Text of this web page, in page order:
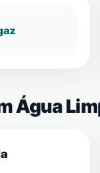
Água